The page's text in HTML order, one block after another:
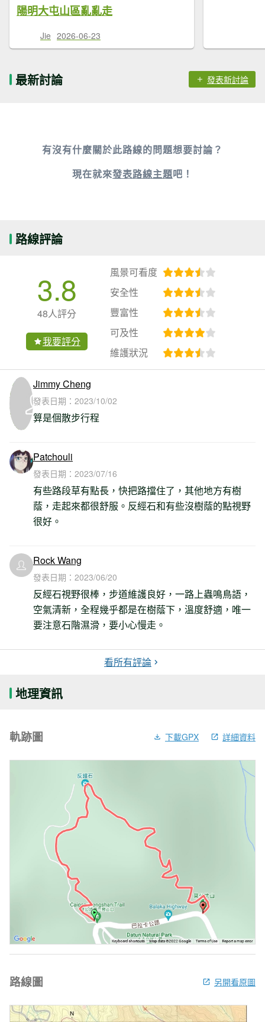
陽明大屯山區亂亂走
Jie 2026-06-23
最新討論 發表新討論
有沒有什麼關於此路線的問題想要討論？
現在就來發表路線主題吧！
路線評論
3.8
48人評分
我要評分
風景可看度
安全性
豐富性
可及性
維護狀況
Jimmy Cheng
發表日期： 2023/10/02
算是個散步行程
Patchouli
發表日期： 2023/07/16
有些路段草有點長，快把路擋住了，其他地方有樹
蔭，走起來都很舒服。反經石和有些沒樹蔭的點視野
很好。
Rock Wang
發表日期： 2023/06/20
反經石視野很棒，步道維護良好，一路上蟲鳴鳥語，
空氣清新，全程幾乎都是在樹蔭下，溫度舒適，唯一
要注意石階濕滑，要小心慢走。
看所有評論
地理資訊
軌跡圖 下載GPX 詳細資料
路線圖 另開看原圖